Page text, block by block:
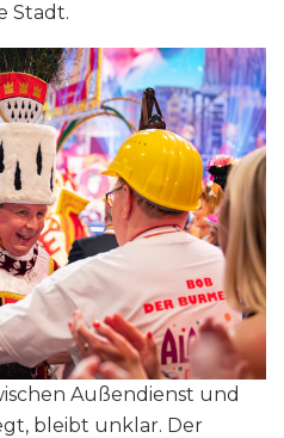
Stadt.
Außendienst und
bleibt unklar. Der